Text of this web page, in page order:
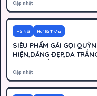
Cập nhật
Hà Nội Hai Bà Trưng
SIÊU PHẨM GÁI GỌI
HIỆN,DÁNG ĐẸP,DA
NGOAN HIỀN
Cập nhật